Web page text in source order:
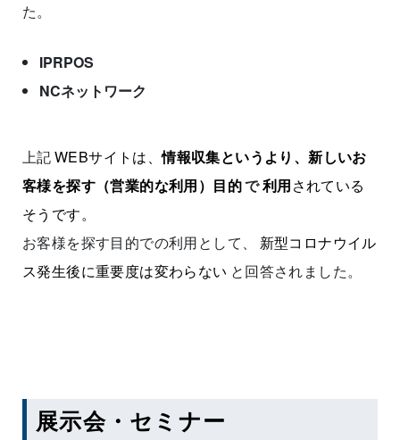
た。
IPRPOS
NCネットワーク
上記WEBサイトは、情報収集というより、新しいお
客様を探す（営業的な利用）目的で利用されている
そうです。
お客様を探す目的での利用として、
新型コロナウイル
ス発生後に重要度は変わらない と回答されました。
展示会・セミナー